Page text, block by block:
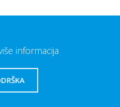
informacija